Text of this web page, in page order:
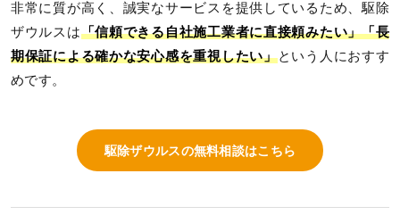
非常に質が高く、誠実なサービスを提供しているため、駆除
ザウルスは「信頼できる自社施工業者に直接頼みたい」「長
期保証による確かな安心感を重視したい」という人におすす
めです。
駆除ザウルスの無料相談はこちら